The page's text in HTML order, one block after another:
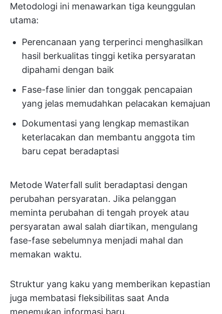
Metodologi ini menawarkan tiga keunggulan
utama:
Perencanaan yang terperinci menghasilkan
hasil berkualitas tinggi ketika persyaratan
dipahami dengan baik
Fase-fase linier dan tonggak pencapaian
yang jelas memudahkan pelacakan kemajuan
Dokumentasi yang lengkap memastikan
keterlacakan dan membantu anggota tim
baru cepat beradaptasi
Metode Waterfall sulit beradaptasi dengan
perubahan persyaratan. Jika pelanggan
meminta perubahan di tengah proyek atau
persyaratan awal salah diartikan, mengulang
fase-fase sebelumnya menjadi mahal dan
memakan waktu.
Struktur yang kaku yang memberikan kepastian
juga membatasi fleksibilitas saat Anda
menemukan informasi baru.